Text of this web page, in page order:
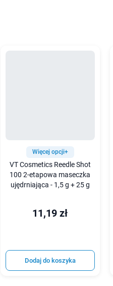
Więcej opcji+
VT Cosmetics Reedle Shot
100 2-etapowa maseczka
ujędrniająca - 1,5 g + 25 g
11,19 zł
Dodaj do koszyka